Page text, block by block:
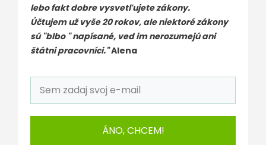
lebo fakt dobre vysvetľujete zákony.
Účtujem už vyše 20 rokov, ale niektoré zákony
sú "blbo " napísané, ved im nerozumejú ani
štátni pracovníci."Alena
ÁNO, CHCEM!